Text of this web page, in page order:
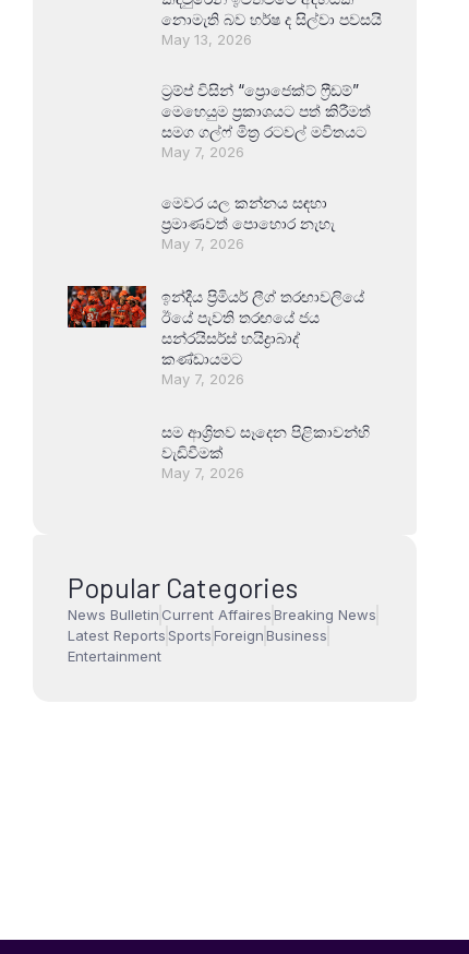
නොමැති බව හර්ෂ ද සිල්වා පවසයි
May 13, 2026
ට්‍රම්ප් විසින් “ප්‍රොජෙක්ට් ෆ්‍රීඩම්”
මෙහෙයුම ප්‍රකාශයට පත් කිරීමත්
සමග ගල්ෆ් මිත්‍ර රටවල් මවිතයට
May 7, 2026
මෙවර යල කන්නය සඳහා
ප්‍රමාණවත් පොහොර නැහැ
May 7, 2026
ඉන්දීය ප්‍රිමියර් ලීග් තරඟාවලියේ
ඊයේ පැවති තරඟයේ ජය
සන්රයිසර්ස් හයිද්‍රාබාද්
කණ්ඩායමට
May 7, 2026
සම ආශ්‍රිතව සෑදෙන පිළිකාවන්හි
වැඩිවීමක්
May 7, 2026
Popular Categories
News Bulletin Current AffairesBreaking News
Latest ReportsSportsForeignBusiness
Entertainment